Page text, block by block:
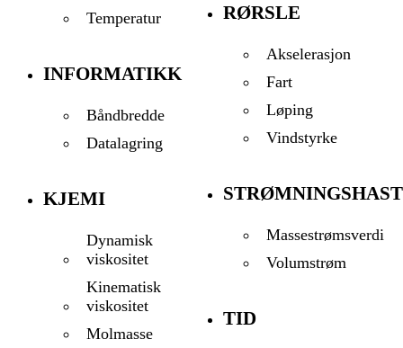
Temperatur
INFORMATIKK
Båndbredde
Datalagring
KJEMI
Dynamisk
viskositet
Kinematisk
viskositet
Molmasse
RØRSLE
Akselerasjon
Fart
Løping
Vindstyrke
Massestrømsverdi
Volumstrøm
TID